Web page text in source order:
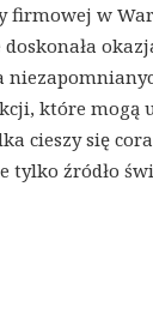
firmowej w
które mogą
cieszy się
tylko źródło